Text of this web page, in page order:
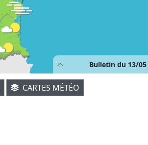
Bulletin du 13/
CARTES MÉTÉO